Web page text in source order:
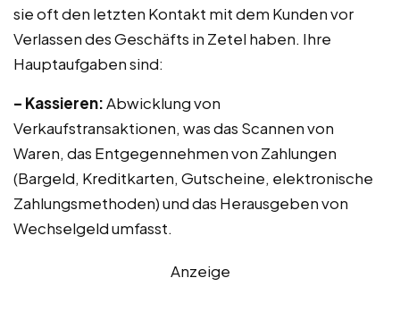
sie oft den letzten Kontakt mit dem Kunden vor
Verlassen des Geschäfts in Zetel haben. Ihre
Hauptaufgaben sind:
– Kassieren:Abwicklung von
Verkaufstransaktionen, was das Scannen von
Waren, das Entgegennehmen von Zahlungen
(Bargeld, Kreditkarten, Gutscheine, elektronische
Zahlungsmethoden) und das Herausgeben von
Wechselgeld umfasst.
Anzeige